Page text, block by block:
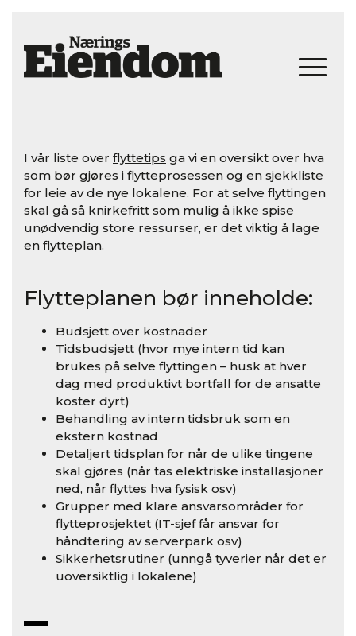
I vår liste over flyttetips ga vi en oversikt over hva
som bør gjøres i flytteprosessen og en sjekkliste
for leie av de nye lokalene. For at selve flyttingen
skal gå så knirkefritt som mulig å ikke spise
unødvendig store ressurser, er det viktig å lage
en flytteplan.
Flytteplanen bør inneholde:
Budsjett over kostnader
Tidsbudsjett (hvor mye intern tid kan
brukes på selve flyttingen – husk at hver
dag med produktivt bortfall for de ansatte
koster dyrt)
Behandling av intern tidsbruk som en
ekstern kostnad
Detaljert tidsplan for når de ulike tingene
skal gjøres (når tas elektriske installasjoner
ned, når flyttes hva fysisk osv)
Grupper med klare ansvarsområder for
flytteprosjektet (IT-sjef får ansvar for
håndtering av serverpark osv)
Sikkerhetsrutiner (unngå tyverier når det er
uoversiktlig i lokalene)